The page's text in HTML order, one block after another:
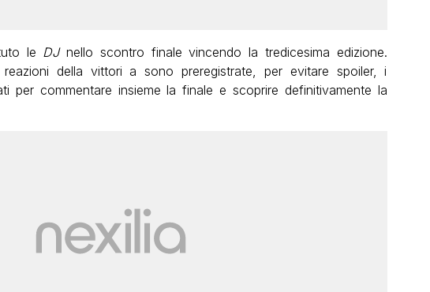
le DJ nello scontro finale vincendo la tredicesima edizione.
della vittori a sono preregistrate, per evitare spoiler, i
per commentare insieme la finale e scoprire definitivamente la